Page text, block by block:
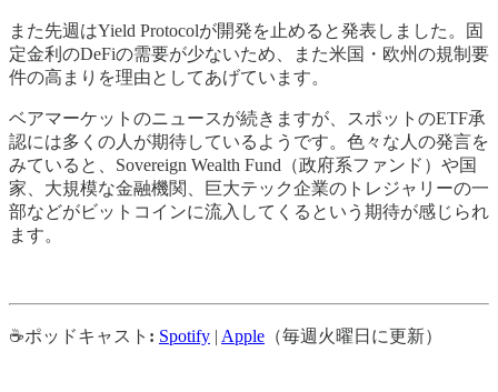
また先週はYield Protocolが開発を止めると発表しました。固
定金利のDeFiの需要が少ないため、また米国・欧州の規制要
件の高まりを理由としてあげています。
ベアマーケットのニュースが続きますが、スポットのETF承
認には多くの人が期待しているようです。色々な人の発言を
みていると、Sovereign Wealth Fund（政府系ファンド）や国
家、大規模な金融機関、巨大テック企業のトレジャリーの一
部などがビットコインに流入してくるという期待が感じられ
ます。
☕ポッドキャスト : Spotify | Apple （毎週火曜日に更新）